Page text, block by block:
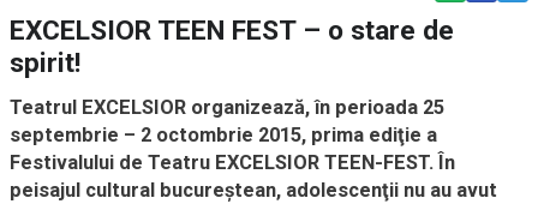
EXCELSIOR TEEN FEST – o stare de
spirit!
Teatrul EXCELSIOR organizează, în perioada 25
septembrie – 2 octombrie 2015, prima ediţie a
Festivalului de Teatru EXCELSIOR TEEN-FEST. În
peisajul cultural bucureştean, adolescenţii nu au avut